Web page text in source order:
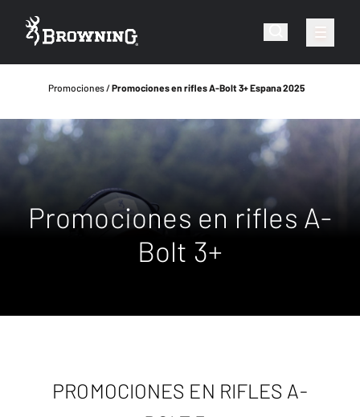
Promociones Promociones en rifles A-Bolt 3+ Espana 2025
Promociones en rifles A-
Bolt 3+
PROMOCIONES EN RIFLES A-